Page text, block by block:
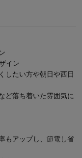
イン
したい方や朝日や西日
ど落ち着いた雰囲気に
もアップし、節電し省